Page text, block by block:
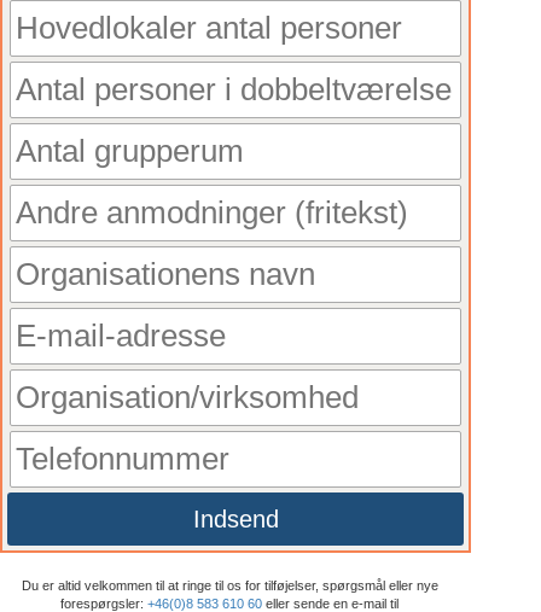
Indsend
Du er altid velkommen til at ringe til os for tilføjelser, spørgsmål eller nye
forespørgsler: +46(0)8 583 610 60 eller sende en e-mail til